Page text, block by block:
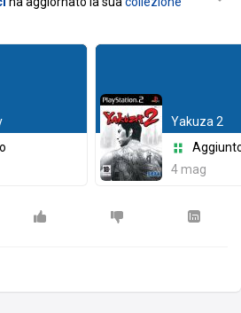
Yakuza 2
4 mag